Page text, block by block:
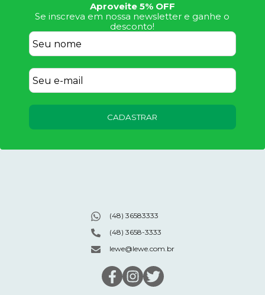
Aproveite 5% OFF
Se inscreva em nossa newsletter e ganhe o
desconto!
CADASTRAR
(48) 36583333
(48) 3658-3333
lewe@lewe.com.br